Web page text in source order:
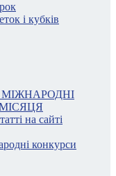
і кубків
МІЖНАРОДНІ
на сайті
конкурси